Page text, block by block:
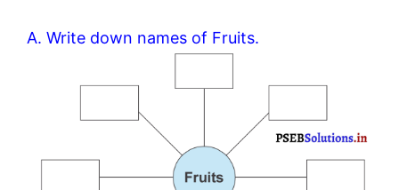
A. Write down names of Fruits.